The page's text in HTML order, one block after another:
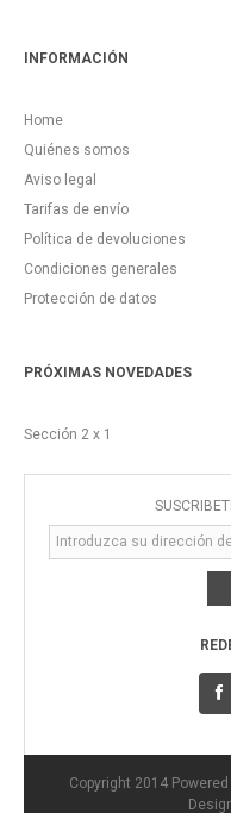
INFORMACIÓN
Home
Quiénes somos
Aviso legal
Tarifas de envío
Política de devoluciones
Condiciones generales
Protección de datos
PRÓXIMAS NOVEDADES
Sección 2 x 1
Copyright 2014